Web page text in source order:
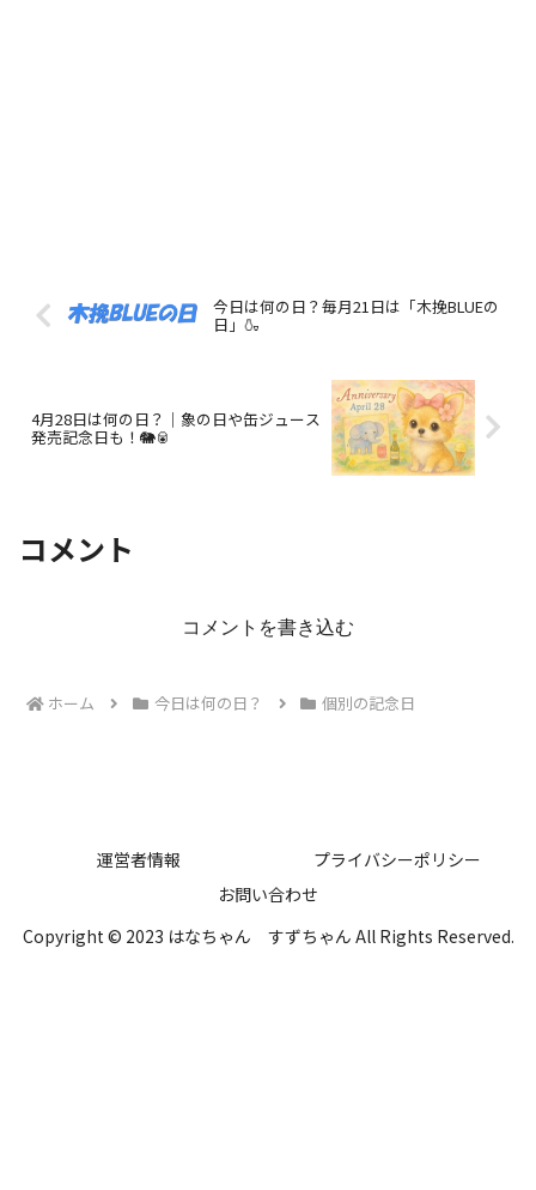
今日は何の日？毎月21日は「木挽BLUEの
日」🍶
4月28日は何の日？｜象の日や缶ジュース
発売記念日も！🐘🥫
コメント
コメントを書き込む
ホーム 今日は何の日？ 個別の記念日
運営者情報
プライバシーポリシー
お問い合わせ
Copyright © 2023 はなちゃん すずちゃん All Rights Reserved.